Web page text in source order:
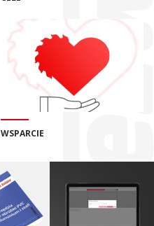
WSPARCIE